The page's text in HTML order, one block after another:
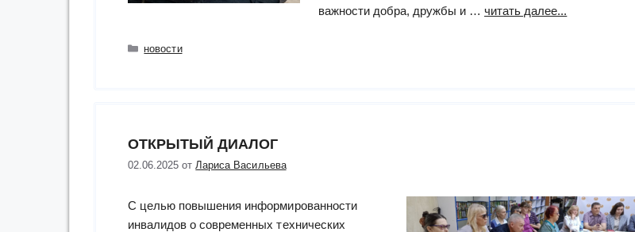
важности добра, дружбы и …читать далее...
Рубрики
новости
ОТКРЫТЫЙ ДИАЛОГ
02.06.2025 отЛариса Васильева
С целью повышения информированности
инвалидов о современных технических